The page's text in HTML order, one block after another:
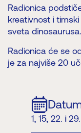
Radionica
kreativnost i
sveta dinosaurusa.
Radionica će se
je za najviše 20
1, 15, 22. i